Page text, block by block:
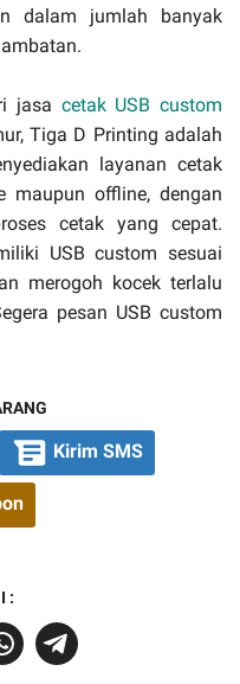
dalam jumlah banyak
jasa cetak USB custom
Tiga D Printing adalah
layanan cetak
maupun offline, dengan
cetak yang cepat.
USB custom sesuai
merogoh kocek terlalu
pesan USB custom
Kirim SMS
: